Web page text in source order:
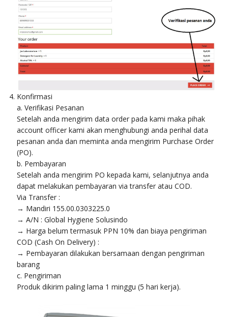
Konfirmasi
a. Verifikasi Pesanan
Setelah anda mengirim data order pada kami maka pihak
account officer kami akan menghubungi anda perihal data
pesanan anda dan meminta anda mengirim Purchase Order
(PO).
b. Pembayaran
Setelah anda mengirim PO kepada kami, selanjutnya anda
dapat melakukan pembayaran via transfer atau COD.
Via Transfer :
→ Mandiri 155.00.0303225.0
→ A/N : Global Hygiene Solusindo
→ Harga belum termasuk PPN 10% dan biaya pengiriman
COD (Cash On Delivery) :
→ Pembayaran dilakukan bersamaan dengan pengiriman
barang
c. Pengiriman
Produk dikirim paling lama 1 minggu (5 hari kerja).